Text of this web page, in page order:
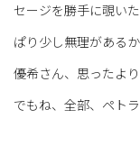
セージを勝手に覗い
ぱり少し無理がある
優希さん、思ったよ
でもね、全部、ペトラ